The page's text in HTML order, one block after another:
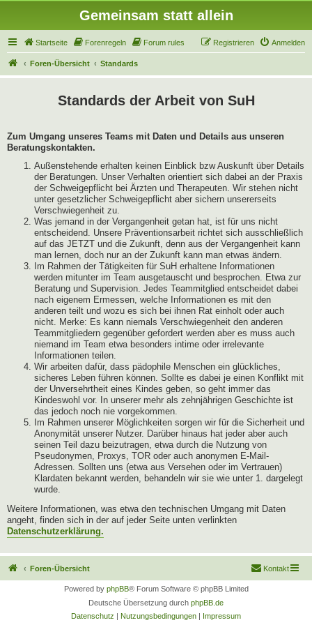
Gemeinsam statt allein
Startseite Forenregeln Forum rules Anmelden
Registrieren
Foren-Übersicht Standards
Standards der Arbeit von SuH
Zum Umgang unseres Teams mit Daten und Details aus unseren
Beratungskontakten.
Außenstehende erhalten keinen Einblick bzw Auskunft über Details
der Beratungen. Unser Verhalten orientiert sich dabei an der Praxis
der Schweigepflicht bei Ärzten und Therapeuten. Wir stehen nicht
unter gesetzlicher Schweigepflicht aber sichern unsererseits
Verschwiegenheit zu.
Was jemand in der Vergangenheit getan hat, ist für uns nicht
entscheidend. Unsere Präventionsarbeit richtet sich ausschließlich
auf das JETZT und die Zukunft, denn aus der Vergangenheit kann
man lernen, doch nur an der Zukunft kann man etwas ändern.
Im Rahmen der Tätigkeiten für SuH erhaltene Informationen
werden mitunter im Team ausgetauscht und besprochen. Etwa zur
Beratung und Supervision. Jedes Teammitglied entscheidet dabei
nach eigenem Ermessen, welche Informationen es mit den
anderen teilt und wozu es sich bei ihnen Rat einholt oder auch
nicht. Merke: Es kann niemals Verschwiegenheit den anderen
Teammitgliedern gegenüber gefordert werden aber es muss auch
niemand im Team etwa besonders intime oder irrelevante
Informationen teilen.
Wir arbeiten dafür, dass pädophile Menschen ein glückliches,
sicheres Leben führen können. Sollte es dabei je einen Konflikt mit
der Unversehrtheit eines Kindes geben, so geht immer das
Kindeswohl vor. In unserer mehr als zehnjährigen Geschichte ist
das jedoch noch nie vorgekommen.
Im Rahmen unserer Möglichkeiten sorgen wir für die Sicherheit und
Anonymität unserer Nutzer. Darüber hinaus hat jeder aber auch
seinen Teil dazu beizutragen, etwa durch die Nutzung von
Pseudonymen, Proxys, TOR oder auch anonymen E-Mail-
Adressen. Sollten uns (etwa aus Versehen oder im Vertrauen)
Klardaten bekannt werden, behandeln wir sie wie unter 1. dargelegt
wurde.
Weitere Informationen, was etwa den technischen Umgang mit Daten
angeht, finden sich in der auf jeder Seite unten verlinkten
Datenschutzerklärung.
Foren-Übersicht Kontakt
Powered by phpBB® Forum Software © phpBB Limited
Deutsche Übersetzung durch phpBB.de
Datenschutz | Nutzungsbedingungen | Impressum